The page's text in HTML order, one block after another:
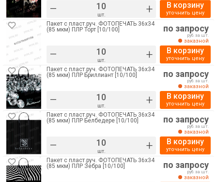
– шт. + В корзину
уточнить цену
Пакет с пласт.руч. ФОТОПЕЧАТЬ 36х34
(85 мкм) ПЛР Торт [10/100]
– шт. +
по запросу
руб. за шт.
заказной
В корзину
уточнить цену
Пакет с пласт.руч. ФОТОПЕЧАТЬ 36х34
(85 мкм) ПЛР Бриллиант [10/100]
– шт. +
по запросу
руб. за шт.
заказной
В корзину
уточнить цену
Пакет с пласт.руч. ФОТОПЕЧАТЬ 36х34
(85 мкм) ПЛР Белбедере [10/100]
– шт. +
по запросу
руб. за шт.
заказной
В корзину
уточнить цену
Пакет с пласт.руч. ФОТОПЕЧАТЬ 36х34
(85 мкм) ПЛР Зебра [10/100]
по запросу
руб. за шт.
заказной